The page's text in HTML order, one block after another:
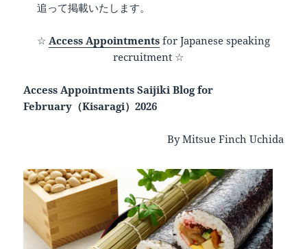
追って掲載いたします。
☆ Access Appointments for Japanese speaking
recruitment ☆
Access Appointments Saijiki Blog for
February（Kisaragi）2026
By Mitsue Finch Uchida